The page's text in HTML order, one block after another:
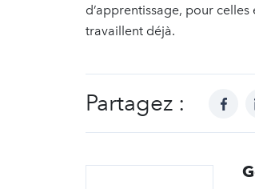
d’apprentissage, pour
travaillent déjà.
Partagez :